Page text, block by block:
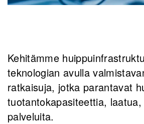
Kehitämme
teknologian avulla
ratkaisuja, jotka parantavat
tuotantokapasiteettia,
palveluita.